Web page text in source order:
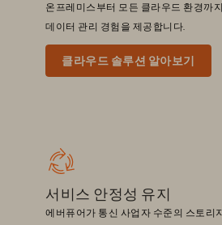
온프레미스부터 모든 클라우드 환경까
데이터 관리 경험을 제공합니다.
클라우드 솔루션 알아보기
서비스 안정성 유지
에버퓨어가 통신 사업자 수준의 스토리